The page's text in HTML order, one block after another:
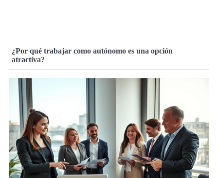
¿Por qué trabajar como autónomo es una opción
atractiva?